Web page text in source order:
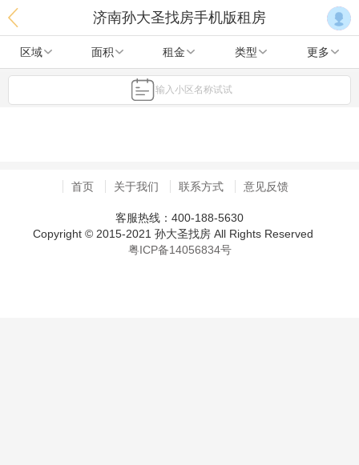
济南孙大圣找房手机版租房
区域 面积 租金 类型 更多
输入小区名称试试
首页 关于我们 联系方式 意见反馈
客服热线：400-188-5630
Copyright © 2015-2021 孙大圣找房 All Rights Reserved
粤ICP备14056834号